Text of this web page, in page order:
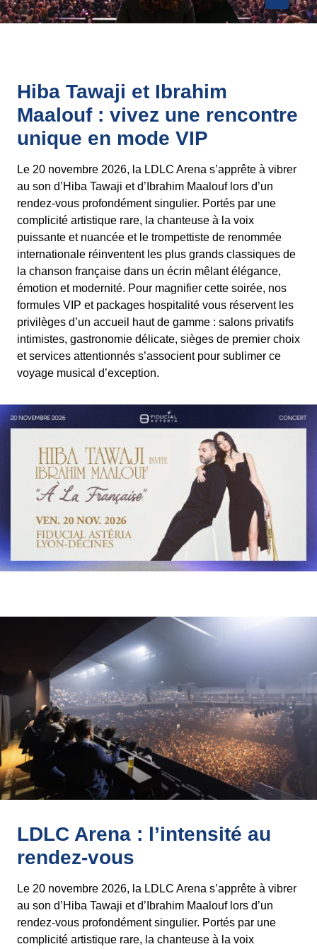
Hiba Tawaji et Ibrahim
Maalouf : vivez une rencontre
unique en mode VIP
Le 20 novembre 2026, la LDLC Arena s’apprête à vibrer
au son d’Hiba Tawaji et d’Ibrahim Maalouf lors d’un
rendez-vous profondément singulier. Portés par une
complicité artistique rare, la chanteuse à la voix
puissante et nuancée et le trompettiste de renommée
internationale réinventent les plus grands classiques de
la chanson française dans un écrin mêlant élégance,
émotion et modernité. Pour magnifier cette soirée, nos
formules VIP et packages hospitalité vous réservent les
privilèges d’un accueil haut de gamme : salons privatifs
intimistes, gastronomie délicate, sièges de premier choix
et services attentionnés s’associent pour sublimer ce
voyage musical d’exception.
LDLC Arena : l’intensité au
rendez-vous
Le 20 novembre 2026, la LDLC Arena s’apprête à vibrer
au son d’Hiba Tawaji et d’Ibrahim Maalouf lors d’un
rendez-vous profondément singulier. Portés par une
complicité artistique rare, la chanteuse à la voix